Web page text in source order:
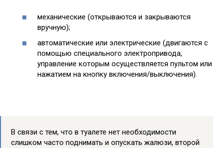
механические (открываются и закрываются
вручную);
автоматические или электрические (двигаются с
помощью специального электропривода,
управление которым осуществляется пультом или
нажатием на кнопку включения/выключения).
В связи с тем, что в туалете нет необходимости
слишком часто поднимать и опускать жалюзи, второй